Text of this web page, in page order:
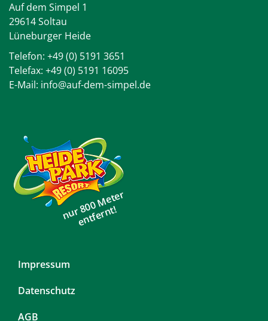
Auf dem Simpel 1
29614 Soltau
Lüneburger Heide
Telefon: +49 (0) 5191 3651
Telefax: +49 (0) 5191 16095
E-Mail: info@auf-dem-simpel.de
nur 800 Meter
entfernt!
Navigation
überspringen
Impressum
Datenschutz
AGB